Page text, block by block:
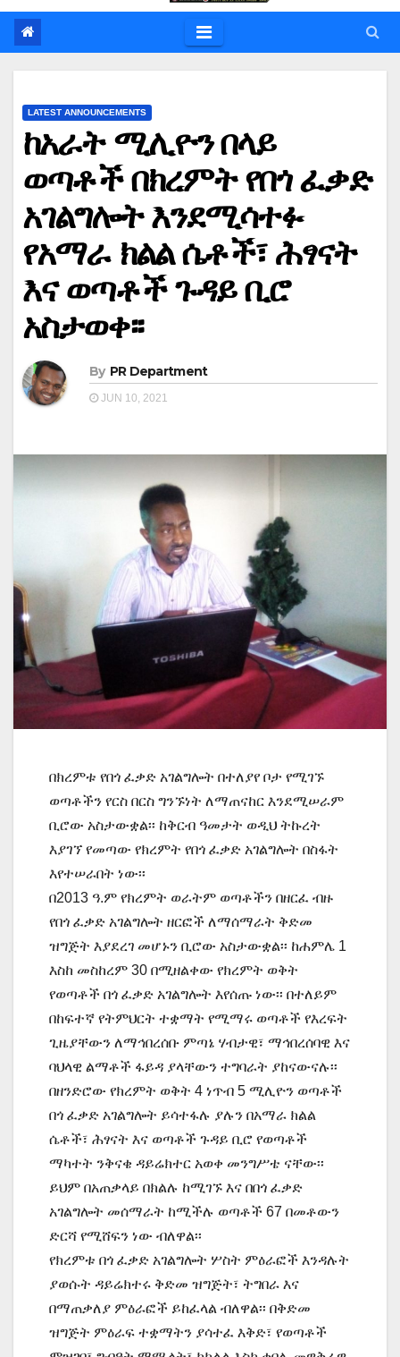
LATEST ANNOUNCEMENTS
ከአራት ሚሊዮን በላይ
ወጣቶች በክረምት የበጎ ፈቃድ
አገልግሎት እንደሚሳተፉ
የአማራ ክልል ሴቶች፣ ሕፃናት
እና ወጣቶች ጉዳይ ቢሮ
አስታወቀ፡፡
By PR Department
JUN 10, 2021
በክረምቱ የበጎ ፈቃድ አገልግሎት በተለያየ ቦታ የሚገኙ
ወጣቶችን የርስ በርስ ግንኙነት ለማጠናከር እንደሚሠራም
ቢሮው አስታውቋል፡፡ ከቅርብ ዓመታት ወዲህ ትኩረት
እያገኘ የመጣው የክረምት የበጎ ፈቃድ አገልግሎት በስፋት
እየተሠራበት ነው፡፡
በ2013 ዓ.ም የክረምት ወራትም ወጣቶችን በዘርፈ ብዙ
የበጎ ፈቃድ አገልግሎት ዘርፎች ለማሰማራት ቅድመ
ዝግጅት እያደረገ መሆኑን ቢሮው አስታውቋል፡፡ ከሐምሌ 1
እስከ መስከረም 30 በሚዘልቀው የክረምት ወቅት
የወጣቶች በጎ ፈቃድ አገልግሎት እየሰጡ ነው፡፡ በተለይም
በከፍተኛ የትምህርት ተቋማት የሚማሩ ወጣቶች የእረፍት
ጊዜያቸውን ለማኅበረሰቡ ምጣኔ ሃብታዊ፣ ማኅበረሰባዊ እና
ባህላዊ ልማቶች ፋይዳ ያላቸውን ተግባራት ያከናውናሉ፡፡
በዘንድሮው የክረምት ወቅት 4 ነጥብ 5 ሚሊዮን ወጣቶች
በጎ ፈቃድ አገልግሎት ይሳተፋሉ ያሉን በአማራ ክልል
ሴቶች፣ ሕፃናት እና ወጣቶች ጉዳይ ቢሮ የወጣቶች
ማካተት ንቅናቄ ዳይሬክተር አወቀ መንግሥቴ ናቸው፡፡
ይህም በአጠቃላይ በክልሉ ከሚገኙ እና በበጎ ፈቃድ
አገልግሎት መሰማራት ከሚችሉ ወጣቶች 67 በመቶውን
ድርሻ የሚሸፍን ነው ብለዋል፡፡
የክረምቱ በጎ ፈቃድ አገልግሎት ሦስት ምዕራፎች እንዳሉት
ያወሱት ዳይሬክተሩ ቅድመ ዝግጅት፣ ትግበራ እና
በማጠቃለያ ምዕራፎች ይከፈላል ብለዋል፡፡ በቅድመ
ዝግጅት ምዕራፍ ተቋማትን ያሳተፈ እቅድ፣ የወጣቶች